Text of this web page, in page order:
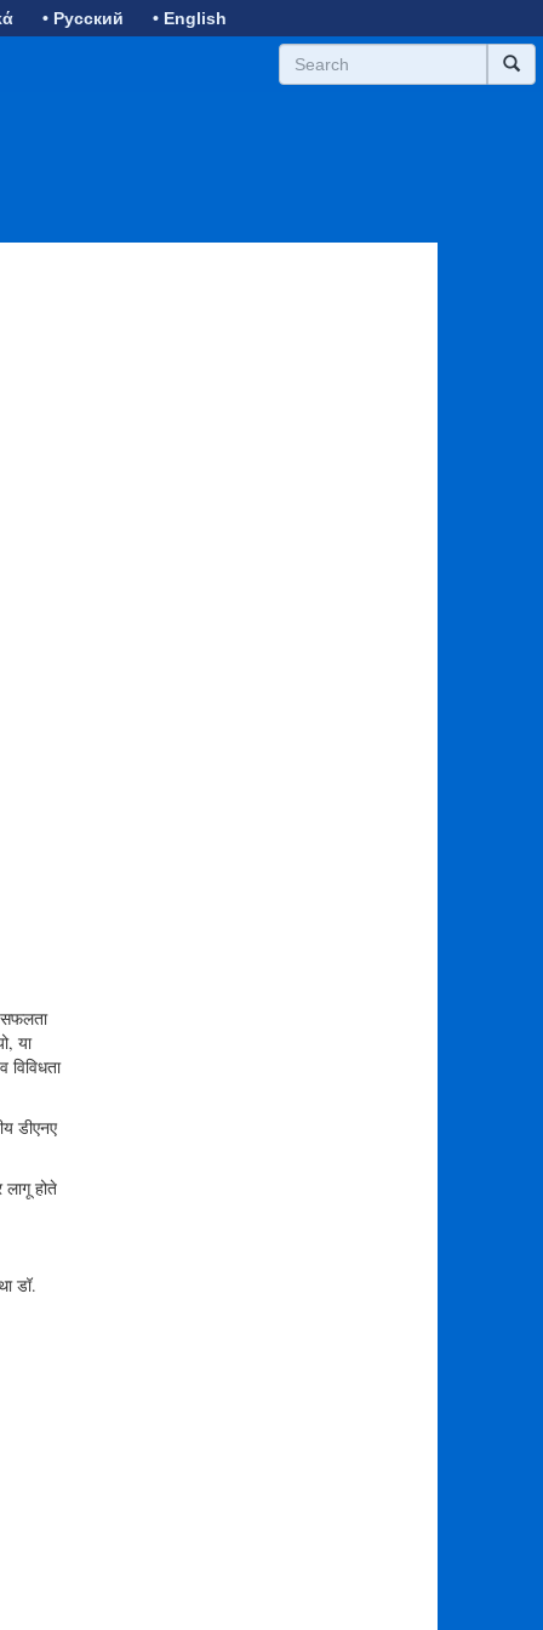
• Русский • English
सफलता
या
डीएनए
लागू होते
डॉ.